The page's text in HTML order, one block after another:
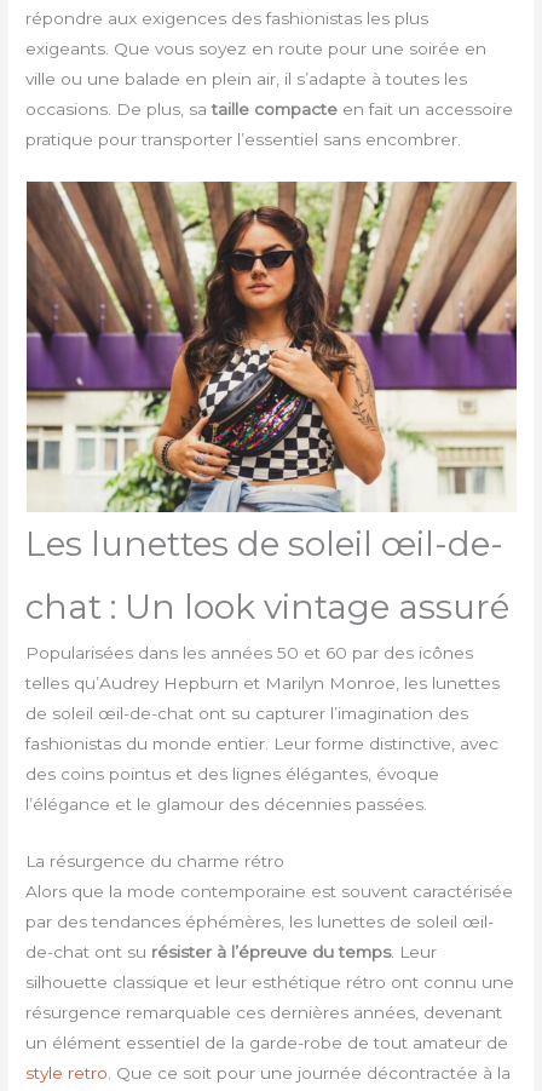
répondre aux exigences des fashionistas les plus
exigeants. Que vous soyez en route pour une soirée en
ville ou une balade en plein air, il s’adapte à toutes les
occasions. De plus, sataille compacte en fait un accessoire
pratique pour transporter l’essentiel sans encombrer.
Les lunettes de soleil œil-de-
chat : Un look vintage assuré
Popularisées dans les années 50 et 60 par des icônes
telles qu’Audrey Hepburn et Marilyn Monroe, les lunettes
de soleil œil-de-chat ont su capturer l’imagination des
fashionistas du monde entier. Leur forme distinctive, avec
des coins pointus et des lignes élégantes, évoque
l’élégance et le glamour des décennies passées.
La résurgence du charme rétro
Alors que la mode contemporaine est souvent caractérisée
par des tendances éphémères, les lunettes de soleil œil-
de-chat ont su résister à l’épreuve du temps. Leur
silhouette classique et leur esthétique rétro ont connu une
résurgence remarquable ces dernières années, devenant
un élément essentiel de la garde-robe de tout amateur de
style retro . Que ce soit pour une journée décontractée à la